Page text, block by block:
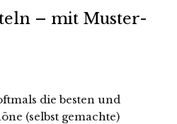
– mit Muster-
die besten und
(selbst gemachte)